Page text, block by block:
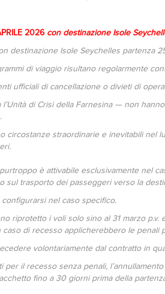
2026 con destinazione Isole
destinazione Isole Seychelles partenza
di viaggio risultano regolarmente
ufficiali di cancellazione o divieti di
di Crisi della Farnesina — non
circostanze straordinarie e inevitabili
è attivabile esclusivamente nel
sul trasporto dei passeggeri verso la
nel caso specifico.
riprotetto i voli solo sino al 31 marzo
caso di recesso applicherebbero le penali
volontariamente dal contratto in
il recesso senza penali,
fino a 30 giorni prima della